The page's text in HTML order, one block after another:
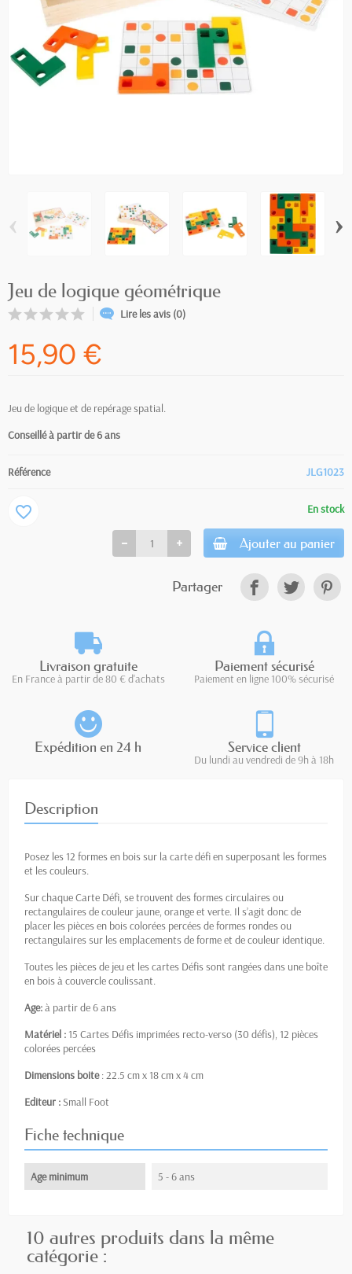
‹ ›
Jeu de logique géométrique
Lire les avis (0)
15,90 €
Jeu de logique et de repérage spatial.
Conseillé à partir de 6 ans
Référence JLG1023
En stock
Ajouter au panier
favorite_border
Partager
Livraison gratuite
En France à partir de 80 € d'achats
Paiement sécurisé
Paiement en ligne 100% sécurisé
Expédition en 24 h Service client
Du lundi au vendredi de 9h à 18h
Description
Posez les 12 formes en bois sur la carte défi en superposant les formes
et les couleurs.
Sur chaque Carte Défi, se trouvent des formes circulaires ou
rectangulaires de couleur jaune, orange et verte. Il s’agit donc de
placer les pièces en bois colorées percées de formes rondes ou
rectangulaires sur les emplacements de forme et de couleur identique.
Toutes les pièces de jeu et les cartes Défis sont rangées dans une boîte
en bois à couvercle coulissant.
Age:à partir de 6 ans
Matériel : 15 Cartes Défis imprimées recto-verso (30 défis), 12 pièces
colorées percées
Dimensions boite: 22.5 cm x 18 cm x 4 cm
Editeur :Small Foot
Fiche technique
Age minimum 5 - 6 ans
10 autres produits dans la même
catégorie :